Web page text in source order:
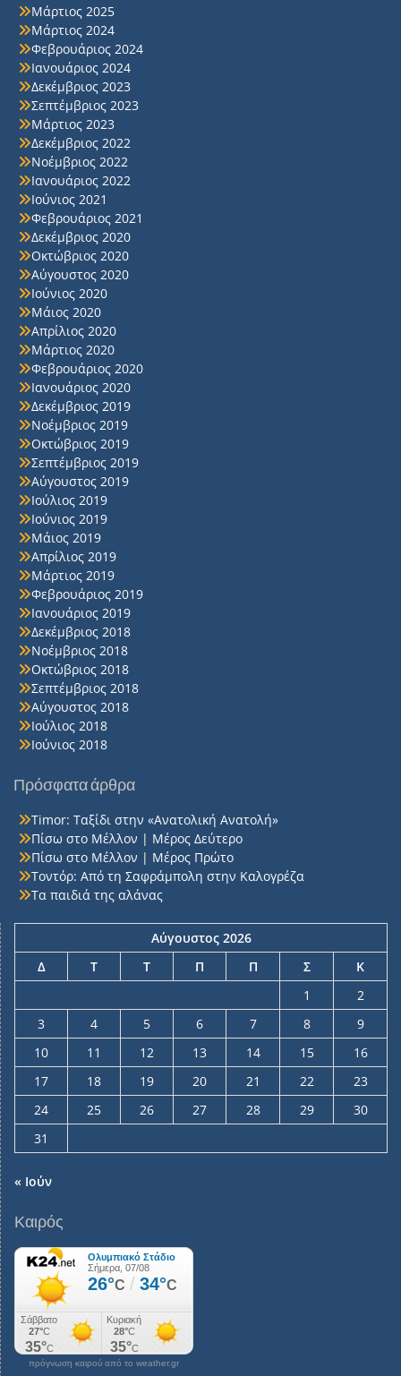
Μάρτιος 2025
Μάρτιος 2024
Φεβρουάριος 2024
Ιανουάριος 2024
Δεκέμβριος 2023
Σεπτέμβριος 2023
Μάρτιος 2023
Δεκέμβριος 2022
Νοέμβριος 2022
Ιανουάριος 2022
Ιούνιος 2021
Φεβρουάριος 2021
Δεκέμβριος 2020
Οκτώβριος 2020
Αύγουστος 2020
Ιούνιος 2020
Μάιος 2020
Απρίλιος 2020
Μάρτιος 2020
Φεβρουάριος 2020
Ιανουάριος 2020
Δεκέμβριος 2019
Νοέμβριος 2019
Οκτώβριος 2019
Σεπτέμβριος 2019
Αύγουστος 2019
Ιούλιος 2019
Ιούνιος 2019
Μάιος 2019
Απρίλιος 2019
Μάρτιος 2019
Φεβρουάριος 2019
Ιανουάριος 2019
Δεκέμβριος 2018
Νοέμβριος 2018
Οκτώβριος 2018
Σεπτέμβριος 2018
Αύγουστος 2018
Ιούλιος 2018
Ιούνιος 2018
Πρόσφατα άρθρα
Timor: Ταξίδι στην «Ανατολική Ανατολή»
Πίσω στο Μέλλον | Μέρος Δεύτερο
Πίσω στο Μέλλον | Μέρος Πρώτο
Τοντόρ: Από τη Σαφράμπολη στην Καλογρέζα
Τα παιδιά της αλάνας
Αύγουστος 2026
Δ
Τ Τ Π Π Σ
Κ
1
2
3
4 5 6 7 8
9
10
11 12 13 14 15
16
17
18 19 20 21 22
23
24
25 26 27 28 29
30
31
« Ιούν
Καιρός
πρόγνωση καιρού από το weather.gr